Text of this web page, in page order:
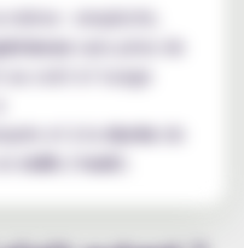
même : simplicité,
coût à l’usage
et à ladurée
mAh / mah